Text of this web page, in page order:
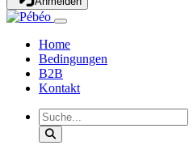
Home
Bedingungen
B2B
Kontakt